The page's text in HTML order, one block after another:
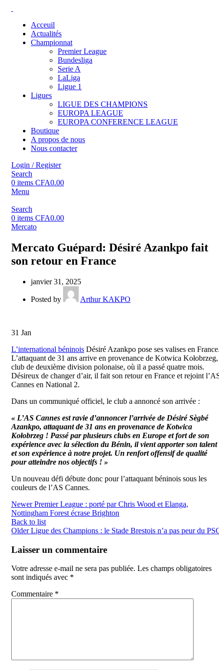
Acceuil
Actualités
Championnat
Premier League
Bundesliga
Serie A
LaLiga
Ligue 1
Ligues
LIGUE DES CHAMPIONS
EUROPA LEAGUE
EUROPA CONFERENCE LEAGUE
Boutique
A propos de nous
Nous contacter
Login / Register
Search
0 items CFA0.00
Menu
Search
0 items CFA0.00
Mercato
Mercato Guépard: Désiré Azankpo fait
son retour en France
janvier 31, 2025
Posted by Arthur KAKPO
31 Jan
L’international béninois Désiré Azankpo pose ses valises en
L’attaquant de 31 ans arrive en provenance de Kotwica Kołobrzeg,
club de deuxième division polonaise, où il a passé quatre mois.
Désireux de changer d’air, il fait son retour en France et rejoint
Cannes en National 2.
Dans un communiqué officiel, le club a annoncé son arrivée :
« L’AS Cannes est ravie d’annoncer l’arrivée de Désiré Sègbé
Azankpo, attaquant de 31 ans en provenance de Kotwica
Kołobrzeg ! Passé par plusieurs clubs en Europe et fort de son
expérience avec la sélection du Bénin, il vient apporter son talent
et son expérience à notre projet. Un renfort offensif de qualité
pour atteindre nos objectifs ! »
Un nouveau défi débute donc pour l’attaquant béninois sous les
couleurs de l’AS Cannes.
Newer Premier League : porté par Chris Wood et Elanga,
Nottingham Forest écrase Brighton
Back to list
Older Ligue des Champions : le Stade Brestois n’a pas peur du
Laisser un commentaire
Votre adresse e-mail ne sera pas publiée. Les champs obligatoires
sont indiqués avec *
Commentaire *